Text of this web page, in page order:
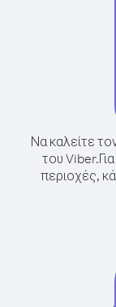
Να καλείτε
του Viber.
περιοχές,